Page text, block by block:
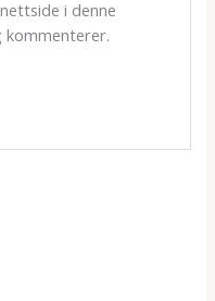
i denne